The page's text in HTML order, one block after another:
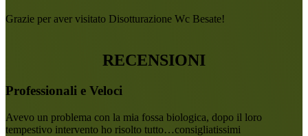
Grazie per aver visitato Disotturazione Wc Besate!
RECENSIONI
Professionali e Veloci
Avevo un problema con la mia fossa biologica, dopo il loro
tempestivo intervento ho risolto tutto…consigliatissimi